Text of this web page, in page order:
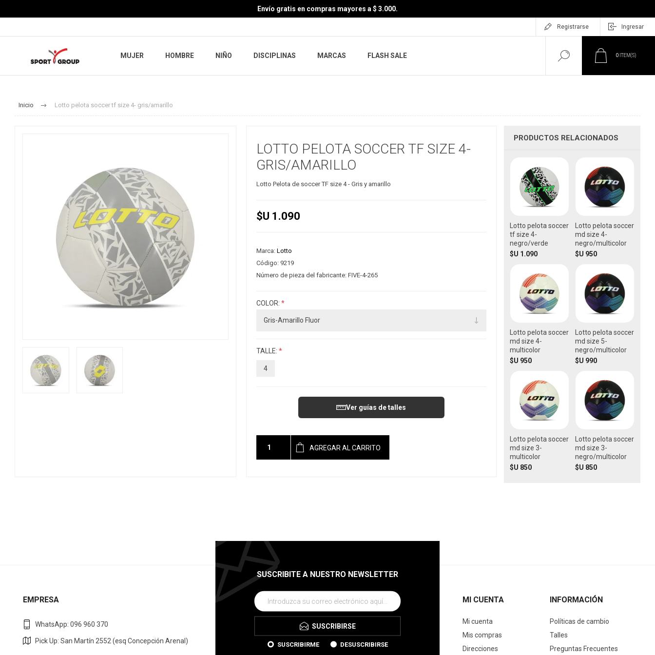
Envío gratis en compras mayores a $ 3.000.
Registrarse Ingresar
MUJER HOMBRE NIÑO DISCIPLINAS MARCAS FLASH SALE 0 ITEM(S)
Inicio Lotto pelota soccer tf size 4- gris/amarillo
LOTTO PELOTA SOCCER TF SIZE 4-
GRIS/AMARILLO
Lotto Pelota de soccer TF size 4 - Gris y amarillo
$U 1.090
Marca: Lotto
Código: 9219
Número de pieza del fabricante: FIVE-4-265
COLOR: *
TALLE: *
4
Ver guías de talles
AGREGAR AL CARRITO
PRODUCTOS RELACIONADOS
Lotto pelota soccer
tf size 4-
negro/verde
$U 1.090
Lotto pelota soccer
md size 4-
negro/multicolor
$U 950
Lotto pelota soccer
md size 4-
multicolor
$U 950
Lotto pelota soccer
md size 5-
negro/multicolor
$U 990
Lotto pelota soccer
md size 3-
multicolor
$U 850
Lotto pelota soccer
md size 3-
negro/multicolor
$U 850
SUSCRIBITE A NUESTRO NEWSLETTER
SUSCRIBIRSE
SUSCRIBIRME DESUSCRIBIRSE
EMPRESA
WhatsApp: 096 960 370
Pick Up: San Martín 2552 (esq Concepción Arenal)
MI CUENTA
Mi cuenta
Mis compras
Direcciones
INFORMACIÓN
Políticas de cambio
Talles
Preguntas Frecuentes